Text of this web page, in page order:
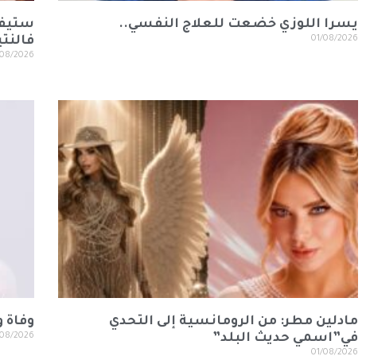
يسرا اللوزي خضعت للعلاج النفسي..
01/08/2026
2026
مادلين مطر: من الرومانسية إلى التحدي
في”اسمي حديث البلد”
01/08/2026
2026